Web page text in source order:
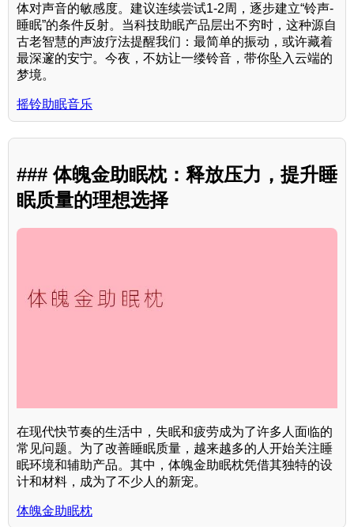
体对声音的敏感度。建议连续尝试1-2周，逐步建立“铃声-
睡眠”的条件反射。当科技助眠产品层出不穷时，这种源自
古老智慧的声波疗法提醒我们：最简单的振动，或许藏着
最深邃的安宁。今夜，不妨让一缕铃音，带你坠入云端的
梦境。
摇铃助眠音乐
### 体魄金助眠枕：释放压力，提升睡
眠质量的理想选择
在现代快节奏的生活中，失眠和疲劳成为了许多人面临的
常见问题。为了改善睡眠质量，越来越多的人开始关注睡
眠环境和辅助产品。其中，体魄金助眠枕凭借其独特的设
计和材料，成为了不少人的新宠。
体魄金助眠枕